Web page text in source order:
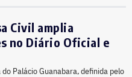
Civil amplia
no Diário Oficial e
Palácio Guanabara, definida pelo